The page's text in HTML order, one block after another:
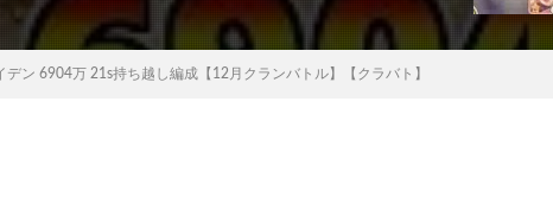
デン 6904万 21s持ち越し編成【12月クランバトル】【クラバト】